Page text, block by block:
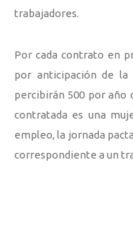
trabajadores.
Por cada contrato en
por anticipación de
percibirán 500 por año
contratada es una
empleo, la jornada
correspondiente a un